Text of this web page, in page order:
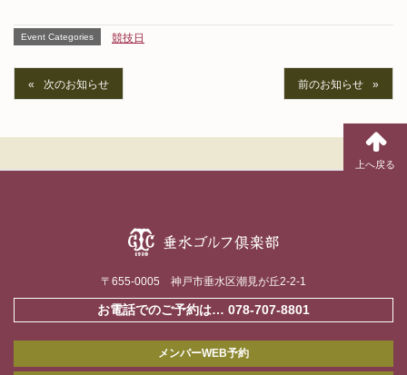
Event Categories 競技日
次のお知らせ 前のお知らせ
〒655-0005 神戸市垂水区潮見が丘2-2-1
お電話でのご予約は… 078-707-8801
メンバーWEB予約